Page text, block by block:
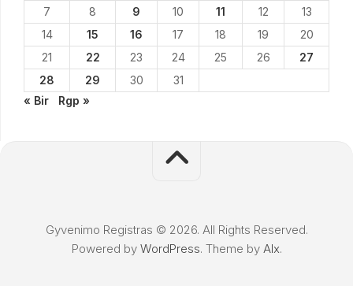
7
8 9 10 11 12
13
14
15 16 17 18 19
20
21
22 23 24 25 26
27
28
29 30
31
« Bir
Rgp »
Gyvenimo Registras © 2026. All Rights Reserved.
Powered by WordPress. Theme by Alx.